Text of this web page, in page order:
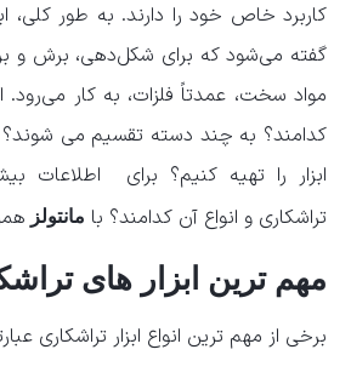
کاربرد خاص خود را دارند. به طور کلی،
گفته می‌شود که برای شکل‌دهی، برش و
مواد سخت، عمدتاً فلزات، به کار می‌رود.
کدامند؟ به چند دسته تقسیم می شوند؟
ابزار را تهیه کنیم؟ برای اطلاعات
تراشکاری و انواع آن کدامند؟ با مانتولز
مهم ترین ابزار های
برخی از مهم‌ ترین انواع ابزار تراشکاری